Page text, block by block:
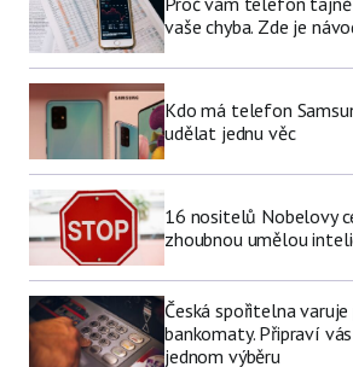
vaše chyba. Zde je
Kdo má telefon
udělat jednu věc
16 nositelů Nobelovy
zhoubnou umělou
Česká spořitelna varuje
bankomaty. Připraví
jednom výběru